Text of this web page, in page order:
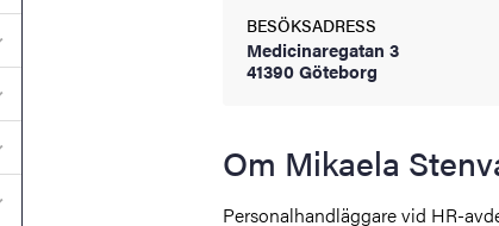
Undermeny för Kontakt
Undermeny för Jobba hos oss
Undermeny för Organisation
Undermeny för Vision och värderingar
BESÖKSADRESS
Medicinaregatan 3
41390 Göteborg
Om Mikaela
Personalhandläggare vid HR-